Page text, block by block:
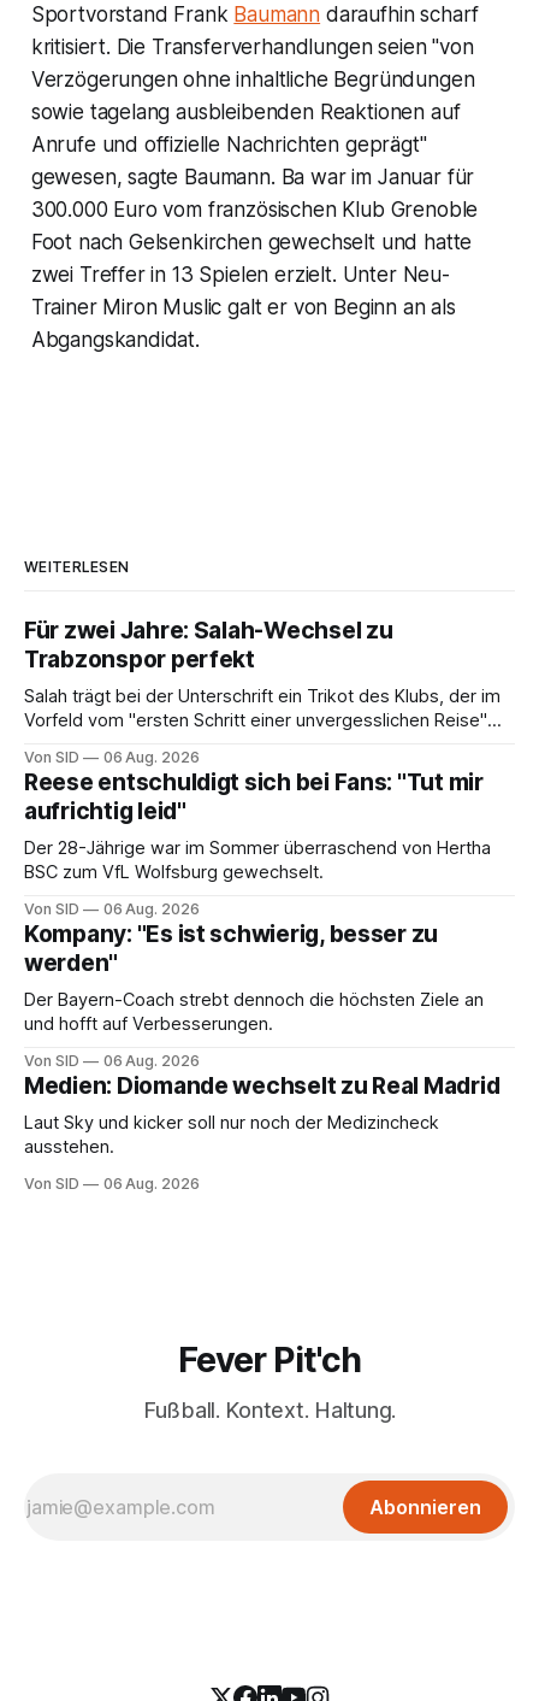
Sportvorstand Frank Baumann daraufhin scharf
kritisiert. Die Transferverhandlungen seien "von
Verzögerungen ohne inhaltliche Begründungen
sowie tagelang ausbleibenden Reaktionen auf
Anrufe und offizielle Nachrichten geprägt"
gewesen, sagte Baumann. Ba war im Januar für
300.000 Euro vom französischen Klub Grenoble
Foot nach Gelsenkirchen gewechselt und hatte
zwei Treffer in 13 Spielen erzielt. Unter Neu-
Trainer Miron Muslic galt er von Beginn an als
Abgangskandidat.
WEITERLESEN
Für zwei Jahre: Salah-Wechsel zu
Trabzonspor perfekt
Salah trägt bei der Unterschrift ein Trikot des Klubs, der im
Vorfeld vom "ersten Schritt einer unvergesslichen Reise"
Von SID 06 Aug. 2026
Reese entschuldigt sich bei Fans: "Tut mir
aufrichtig leid"
Der 28-Jährige war im Sommer überraschend von Hertha
BSC zum VfL Wolfsburg gewechselt.
Von SID 06 Aug. 2026
Kompany: "Es ist schwierig, besser zu
werden"
Der Bayern-Coach strebt dennoch die höchsten Ziele an
und hofft auf Verbesserungen.
Von SID 06 Aug. 2026
Medien: Diomande wechselt zu Real Madrid
Laut Sky und kicker soll nur noch der Medizincheck
ausstehen.
Von SID 06 Aug. 2026
Fever Pit'ch
Fußball. Kontext. Haltung.
Abonnieren